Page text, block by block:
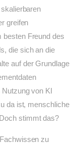
greifen
Freund des
die sich an die
auf der Grundlage
von KI
da ist, menschliche
stimmt das?
zu